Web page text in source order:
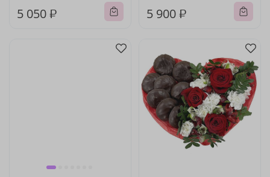
5 050 ₽ 5 900 ₽